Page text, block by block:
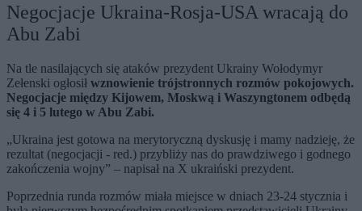
Negocjacje Ukraina-Rosja-USA wracają do
Abu Zabi
Na tle nasilających się ataków prezydent Ukrainy Wołodymyr
Zełenski ogłosił wznowienie trójstronnych rozmów pokojowych.
Negocjacje między Kijowem, Moskwą i Waszyngtonem odbędą
się 4 i 5 lutego w Abu Zabi.
„Ukraina jest gotowa na merytoryczną dyskusję i mamy nadzieję, że
rezultat (negocjacji - red.) przybliży nas do prawdziwego i godnego
zakończenia wojny” – napisał na X ukraiński prezydent.
Poprzednia runda rozmów miała miejsce w dniach 23-24 stycznia i